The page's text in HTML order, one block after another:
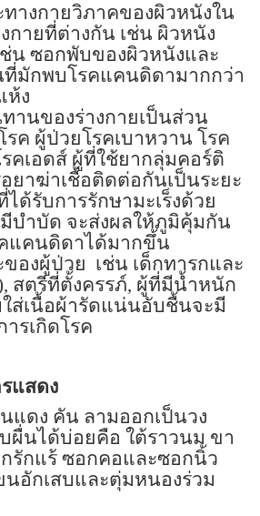
างกายวิภาคของผิวหนังใน
กายที่ต่างกัน เช่น ผิวหนัง
น ซอกพับของผิวหนังและ
ที่มักพบโรคแคนดิดามากกว่า
ห้ง
านของร่างกายเป็นส่วน
ค ผู้ป่วยโรคเบาหวาน โรค
คเอดส์ ผู้ที่ใช้ยากลุ่มคอร์ติ
ยาฆ่าเชื้อติดต่อกันเป็นระยะ
ด้รับการรักษามะเร็งด้วย
บำบัด จะส่งผลให้ภูมิคุ้มกัน
แคนดิดาได้มากขึ้น
องผู้ป่วย เช่น เด็กทารกและ
สตรีที่ตั้งครรภ์, ผู้ที่มีน้ำหนัก
ส่เนื้อผ้ารัดแน่นอับชื้นจะมี
ารเกิดโรค
แสดง
แดง คัน ลามออกเป็นวง
ผื่นได้บ่อยคือ ใต้ราวนม ขา
รักแร้ ซอกคอและซอกนิ้ว
อักเสบและตุ่มหนองร่วม